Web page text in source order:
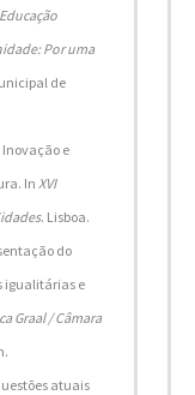
Por uma
de
e
In XVI
. Lisboa.
do
igualitárias e
Graal / Câmara
atuais